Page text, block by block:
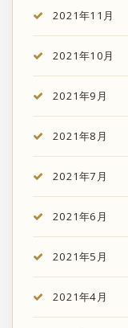
2021年11月
2021年10月
2021年9月
2021年8月
2021年7月
2021年6月
2021年5月
2021年4月